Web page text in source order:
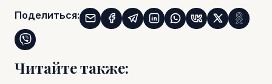
Поделиться:
Читайте также: